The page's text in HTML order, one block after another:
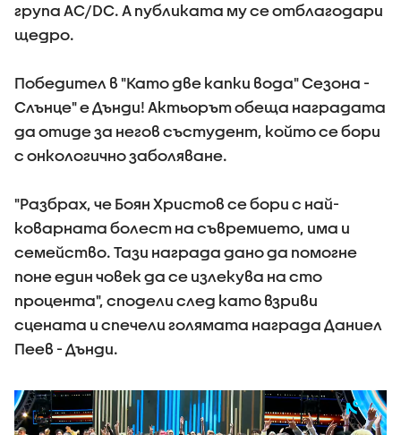
група AC/DC. А публиката му се отблагодари
щедро.
Победител в "Като две капки вода" Сезона -
Слънце" е Дънди! Актьорът обеща наградата
да отиде за негов състудент, който се бори
с онкологично заболяване.
"Разбрах, че Боян Христов се бори с най-
коварната болест на съвремието, има и
семейство. Тази награда дано да помогне
поне един човек да се излекува на сто
процента", сподели след като взриви
сцената и спечели голямата награда Даниел
Пеев - Дънди.